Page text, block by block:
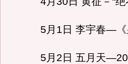
5月1日 李宇春—《
5月2日 五月天